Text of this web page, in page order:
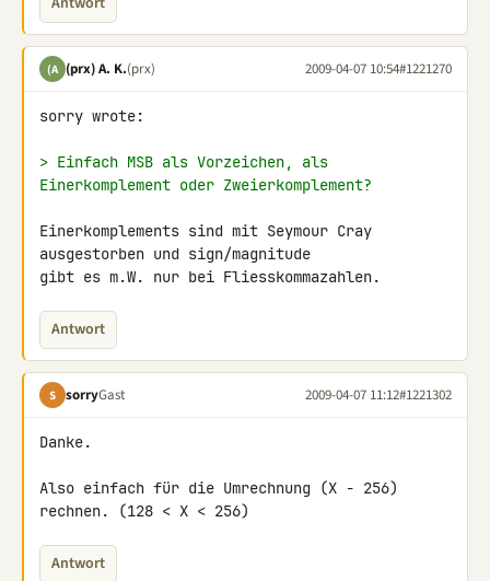
(A (prx) A. K.(prx) 2009-04-07 10:54#1221270
sorry wrote:
> Einfach MSB als Vorzeichen, als
Einerkomplement oder Zweierkomplement?
Einerkomplements sind mit Seymour Cray
ausgestorben und sign/magnitude
gibt es m.W. nur bei Fliesskommazahlen.
Antwort
S sorryGast 2009-04-07 11:12#1221302
Danke.
Also einfach für die Umrechnung (X - 256)
rechnen. (128 < X < 256)
Antwort